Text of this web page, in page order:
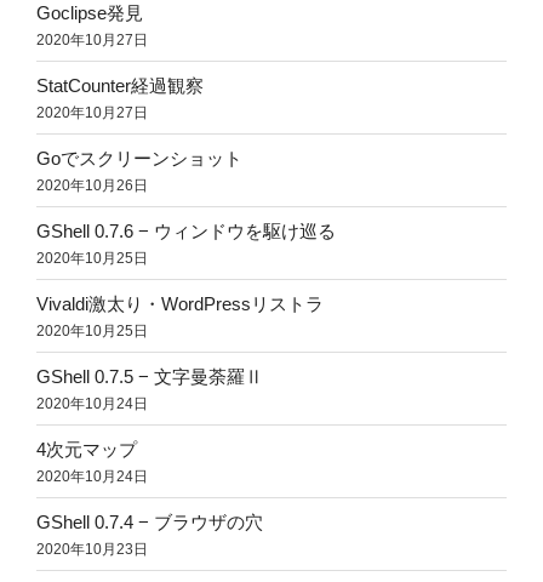
Goclipse発見
2020年10月27日
StatCounter経過観察
2020年10月27日
Goでスクリーンショット
2020年10月26日
GShell 0.7.6 − ウィンドウを駆け巡る
2020年10月25日
Vivaldi激太り・WordPressリストラ
2020年10月25日
GShell 0.7.5 − 文字曼荼羅Ⅱ
2020年10月24日
4次元マップ
2020年10月24日
GShell 0.7.4 − ブラウザの穴
2020年10月23日